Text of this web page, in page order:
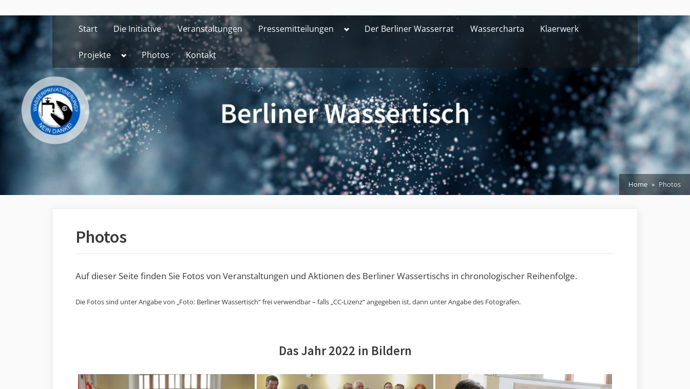
to
content
Start Die Initiative Veranstaltungen Pressemitteilungen ToggleDer Berliner Wasserrat Wassercharta Klaerwerk
Projekte Toggle
menu
Photos Kontakt
Home Photos
Photos
Auf dieser Seite finden Sie Fotos von Veranstaltungen und Aktionen des Berliner Wassertischs in chronologischer Reihenfolge.
Die Fotos sind unter Angabe von „Foto: Berliner Wassertisch“ frei verwendbar – falls „CC-Lizenz“ angegeben ist, dann unter Angabe des Fotografen.
Das Jahr 2022 in Bildern